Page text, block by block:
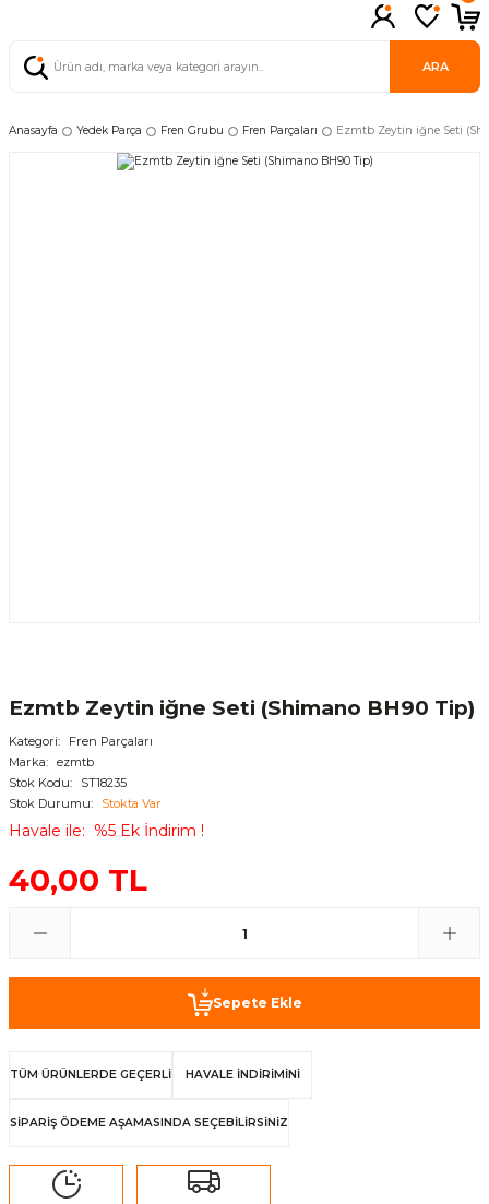
ARA
Anasayfa Yedek Parça Fren Grubu Fren Parçaları Ezmtb Zeytin iğne Seti
Ezmtb Zeytin iğne Seti (Shimano BH90 Tip)
Kategori
Fren Parçaları
Marka
ezmtb
Stok Kodu
ST18235
Stok Durumu
Stokta Var
Havale ile %5 Ek İndirim !
40,00 TL
Sepete Ekle
TÜM ÜRÜNLERDE GEÇERLİ HAVALE İNDİRİMİNİ
SİPARİŞ ÖDEME AŞAMASINDA SEÇEBİLİRSİNİZ